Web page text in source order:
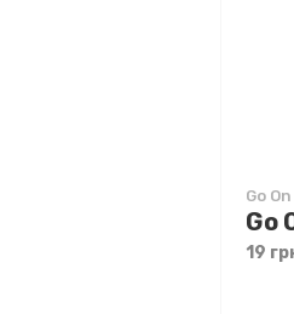
Go
19